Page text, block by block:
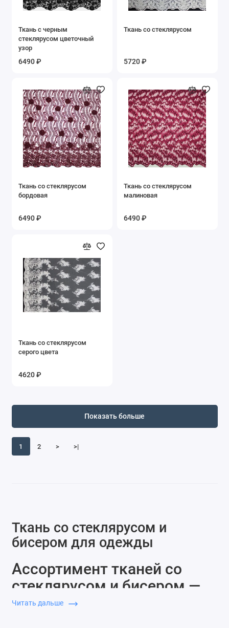
Ткань с черным
стеклярусом цветочный
узор
6490 ₽
Ткань со стеклярусом
5720 ₽
Ткань со стеклярусом
бордовая
6490 ₽
Ткань со стеклярусом
малиновая
6490 ₽
Ткань со стеклярусом
серого цвета
4620 ₽
1 2 > >|
Показать больше
Ткань со стеклярусом и
бисером для одежды
Ассортимент тканей со
стеклярусом и бисером —
для каких задач и в чём
Читать дальше